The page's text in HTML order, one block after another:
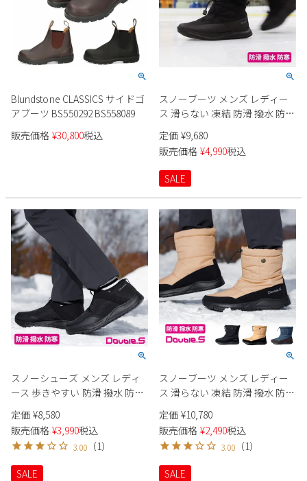
Blundstone CLASSICS サイドゴ
アブーツ BS550292 BS558089
販売価格 ¥30,800税込
スノーブーツ メンズ レディー
ス 滑らない 凍結 防滑 撥水 防寒
軽量 ボア 冬 温かい カジュアル
アンクル フード付き Double.S
ダブルエス ケナフ スノトレ
SD9003 Kenaf 22.5cm-28cm ス
ノーシューズ ショートブーツ
男女兼用
定価 ¥9,680
販売価格 ¥4,990税込
SALE
スノーシューズ メンズ レディ
ース 歩きやすい 防滑 撥水 防寒
軽量 ボア 冬 温かい カジュアル
スリッポン 履きやすい
Double.S ダブルエス DS9005 ウ
ィンターシューズ 23cm-28cm
男女兼用 ホーリー 柊
定価 ¥8,580
販売価格 ¥3,990税込
3.00 （1）
SALE
スノーブーツ メンズ レディー
ス 滑らない 凍結 防滑 撥水 防寒
軽量 ボア 冬 温かい カジュアル
ショート フード付き Double.S
ダブルエス カメリア スノトレ
SD7002 Camellia 椿 22cm-28cm
定価 ¥10,780
販売価格 ¥2,490税込
3.00 （1）
SALE